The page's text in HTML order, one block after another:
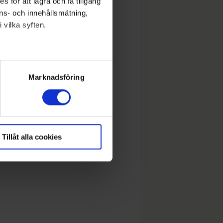
och innehållsmätning,
vilka syften.
meter
Marknadsföring
Tillåt alla cookies